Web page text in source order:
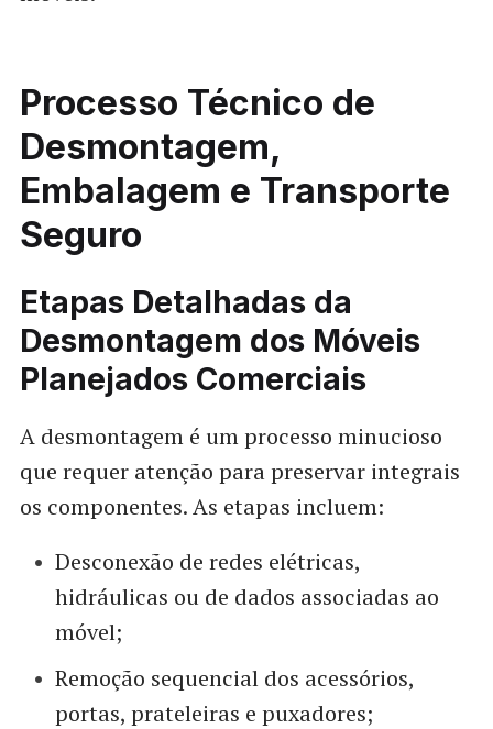
Processo Técnico de
Desmontagem,
Embalagem e Transporte
Seguro
Etapas Detalhadas da
Desmontagem dos Móveis
Planejados Comerciais
A desmontagem é um processo minucioso
que requer atenção para preservar integrais
os componentes. As etapas incluem:
Desconexão de redes elétricas,
hidráulicas ou de dados associadas ao
móvel;
Remoção sequencial dos acessórios,
portas, prateleiras e puxadores;